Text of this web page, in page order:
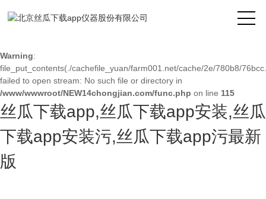
Warning: mkdir(): No space left on device in
Warning:
file_put_contents(./cachefile_yuan/farm001.net/cache/2e/780b8/
failed to open stream: No such file or directory in
/www/wwwroot/NEW14chongjian.com/func.php on line 115
丝瓜下载app,丝瓜下载app安装,丝瓜
下载app安装污,丝瓜下载app污最新
版